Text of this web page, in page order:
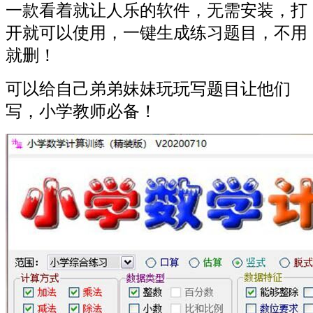
一款看着就让人乐的软件，无需安装，打
开就可以使用，一键生成练习题目，不用
就删！
可以给自己弟弟妹妹玩玩写题目让他们
写，小学教师必备！